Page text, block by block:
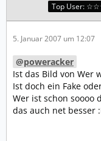
Top User:
5. Januar 2007 um 12:07
poweracker
Ist das Bild von Wer
Ist doch ein Fake
Wer ist schon soooo
das auch net besser